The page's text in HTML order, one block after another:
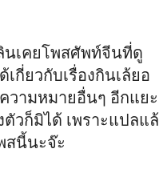
นเคยโพสศัพท์จีนที่ดู
กี่ยวกับเรื่องกินเล้ยอ
วามหมายอื่นๆ อีกแยะ
วก็มิได้ เพราะแปลแล้
สนี้นะจ๊ะ